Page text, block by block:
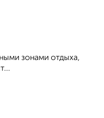
зонами отдыха,